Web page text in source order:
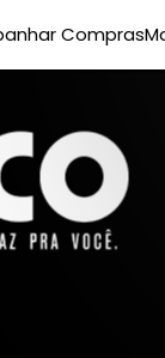
Compras